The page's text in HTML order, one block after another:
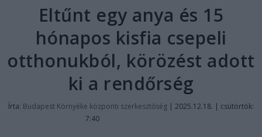
Eltűnt egy anya és 15
hónapos kisfia csepeli
otthonukból, körözést adott
ki a rendőrség
Írta: Budapest Környéke központi szerkesztőség | 2025.12.18. | csütörtök:
7:40